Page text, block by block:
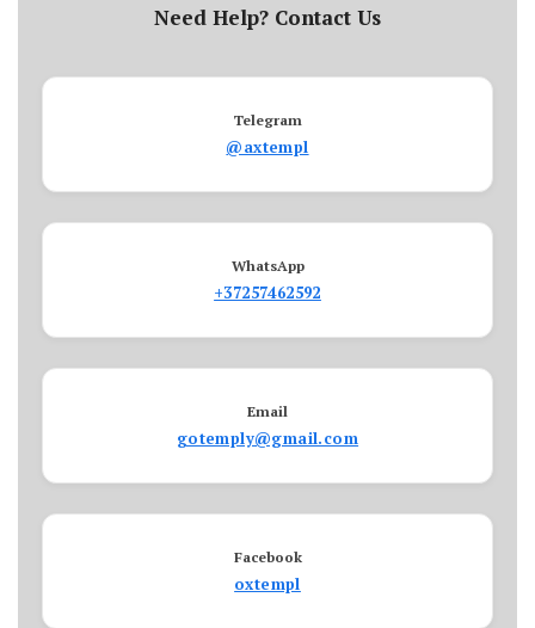
Need Help? Contact Us
Telegram
@axtempl
WhatsApp
+37257462592
Email
gotemply@gmail.com
Facebook
oxtempl